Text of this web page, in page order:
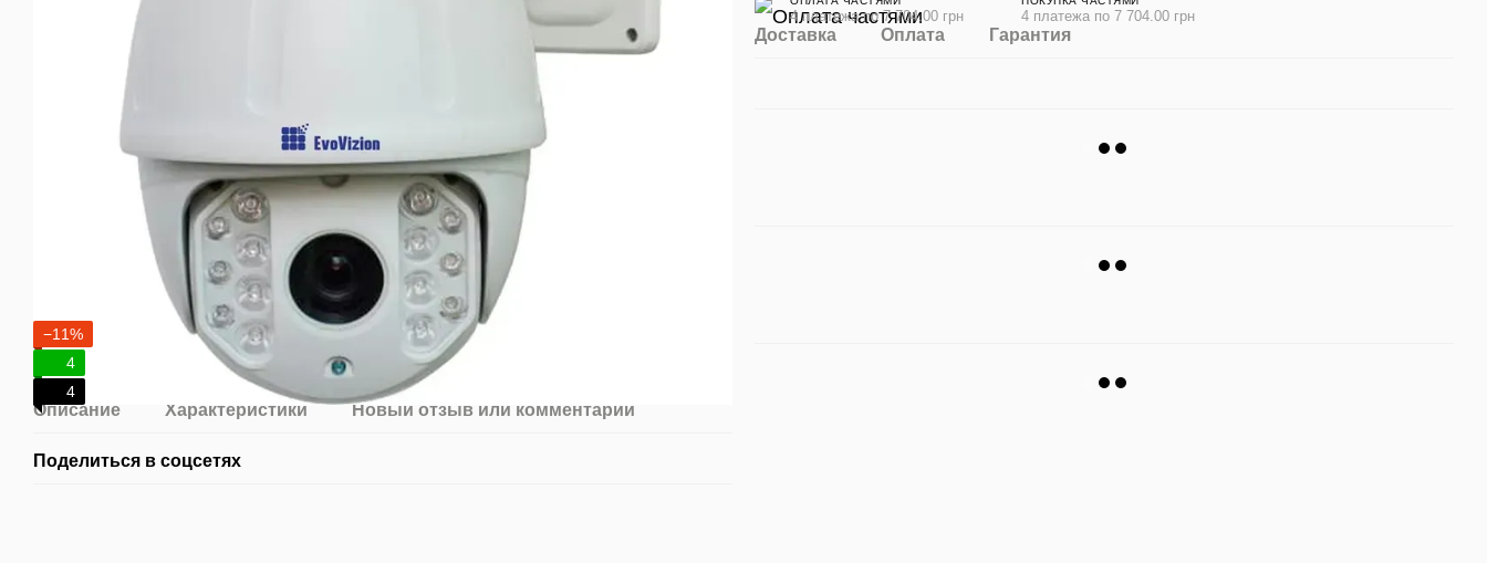
−11%
4
4
Описание Характеристики Новый отзыв или комментарий
Поделиться в соцсетях
4 платежа по 7 704.00 грн 4 платежа по 7 704.00 грн
Доставка Оплата Гарантия